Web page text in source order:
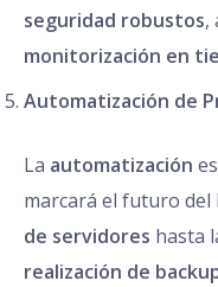
seguridad robustos,
monitorización en
Automatización de
La automatización
marcará el futuro del
de servidores hasta
realización de